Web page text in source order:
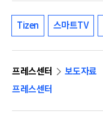
Tizen 스마트TV
프레스센터
보도자료
프레스센터